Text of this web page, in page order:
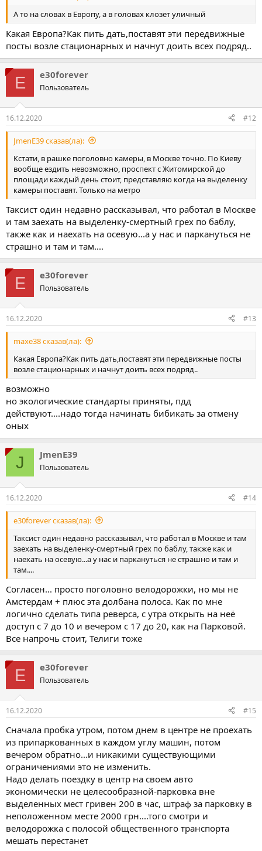
А то на словах в Европу, а в головах клозет уличный
Какая Европа?Как пить дать,поставят эти передвижные
посты возле стационарных и начнут доить всех подряд..
E e30forever
Пользователь
16.12.2020 #12
JmenE39 сказав(ла):
Кстати, в рашке поголовно камеры, в Москве точно. По Киеву
вообще ездить невозможно, проспект с Житомирской до
площади каждый день стоит, представляю когда на выделенку
камеры поставят. Только на метро
Таксист один недавно рассказывал, что работал в Москве
и там заехать на выделенку-смертный грех по баблу,
также как и наехать на осевую...а у нас и паркануться не
страшно и там и там....
E e30forever
Пользователь
16.12.2020 #13
maxe38 сказав(ла):
Какая Европа?Как пить дать,поставят эти передвижные посты
возле стационарных и начнут доить всех подряд..
возможно
но экологические стандарты приняты, пдд
действуют....надо тогда начинать бибикать за отмену
оных
J JmenE39
Пользователь
16.12.2020 #14
e30forever сказав(ла):
Таксист один недавно рассказывал, что работал в Москве и там
заехать на выделенку-смертный грех по баблу, также как и
наехать на осевую...а у нас и паркануться не страшно и там и
там....
Согласен... просто поголовно велодорожки, но мы не
Амстердам + плюс эта долбана полоса. Как по мне
логично сделать типа реверса, с утра открыть на неё
доступ с 7 до 10 и вечером с 17 до 20, как на Парковой.
Все напрочь стоит, Телиги тоже
E e30forever
Пользователь
16.12.2020 #15
Сначала пробка утром, потом днем в центре не проехать
из припаркованных в каждом углу машин, потом
вечером обратно...и никакими существующими
ограничениями это не изменить.
Надо делать поездку в центр на своем авто
экономически не целесообразной-парковка вне
выделенных мест гривен 200 в час, штраф за парковку в
неположенном месте 2000 грн....того смотри и
велодорожка с полосой общественного транспорта
мешать перестанет